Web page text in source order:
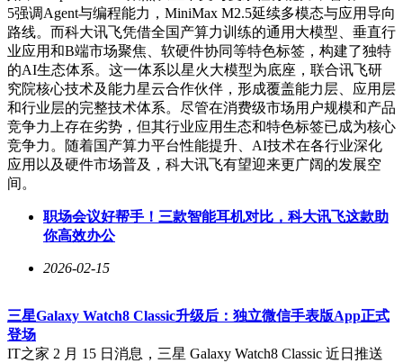
5强调Agent与编程能力，MiniMax M2.5延续多模态与应用导向
路线。而科大讯飞凭借全国产算力训练的通用大模型、垂直行
业应用和B端市场聚焦、软硬件协同等特色标签，构建了独特
的AI生态体系。这一体系以星火大模型为底座，联合讯飞研
究院核心技术及能力星云合作伙伴，形成覆盖能力层、应用层
和行业层的完整技术体系。尽管在消费级市场用户规模和产品
竞争力上存在劣势，但其行业应用生态和特色标签已成为核心
竞争力。随着国产算力平台性能提升、AI技术在各行业深化
应用以及硬件市场普及，科大讯飞有望迎来更广阔的发展空
间。
职场会议好帮手！三款智能耳机对比，科大讯飞这款助
你高效办公
2026-02-15
三星Galaxy Watch8 Classic升级后：独立微信手表版App正式
登场
IT之家 2 月 15 日消息，三星 Galaxy Watch8 Classic 近日推送